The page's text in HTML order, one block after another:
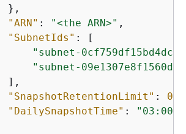
},
"ARN" : "<the ARN>" ,
"SubnetIds" : [
"subnet-
"subnet-
],
"SnapshotRetentionLimit" : 0
"DailySnapshotTime" :
"03:00"